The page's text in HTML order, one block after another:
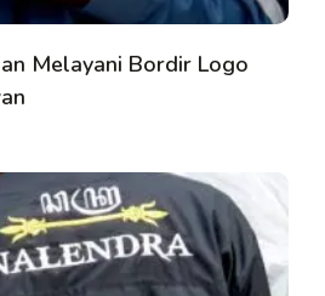
Melayani Bordir Logo